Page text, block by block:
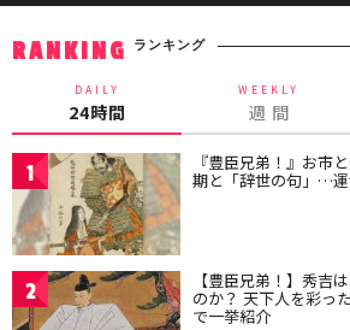
RANKING ランキング
DAILY
24時間
WEEKLY
週 間
1 『豊臣兄弟！』お市
期と「辞世の句」…
2 【豊臣兄弟！】秀吉
のか？ 天下人を彩っ
で一挙紹介